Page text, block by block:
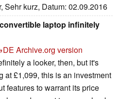
Sehr kurz, Datum: 02.09.2016
laptop infinitely
Archive.org version
a looker, then, but it's
at £1,099, this is an investment
features to warrant its price